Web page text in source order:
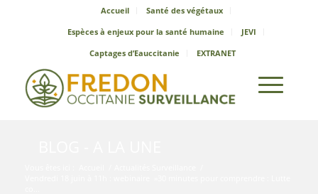
Accueil
Santé des végétaux
Espèces à enjeux pour la santé humaine
JEVI
Captages d’Eauccitanie
EXTRANET